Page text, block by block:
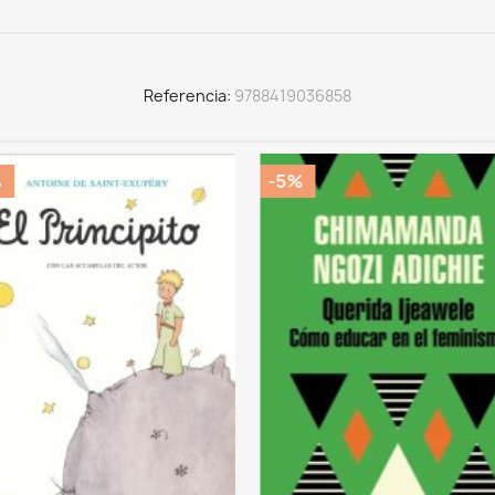
Referencia 9788419036858
-5%